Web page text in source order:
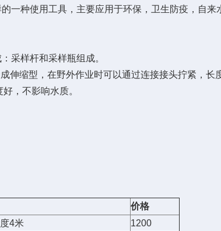
一种使用工具，主要应用于环保，卫生防疫，自
采样杆和采样瓶组成。
缩型，在野外作业时可以通过连接接头拧紧，长
，不影响水质。
价格
4米
1200